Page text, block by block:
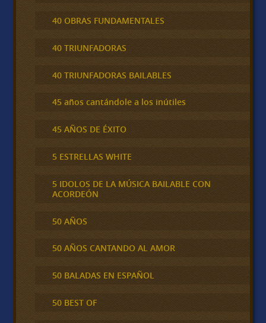
40 OBRAS FUNDAMENTALES
40 TRIUNFADORAS
40 TRIUNFADORAS BAILABLES
45 años cantándole a los inútiles
45 AÑOS DE ÉXITO
5 ESTRELLAS WHITE
5 IDOLOS DE LA MÚSICA BAILABLE CON
ACORDEÓN
50 AÑOS
50 AÑOS CANTANDO AL AMOR
50 BALADAS EN ESPAÑOL
50 BEST OF